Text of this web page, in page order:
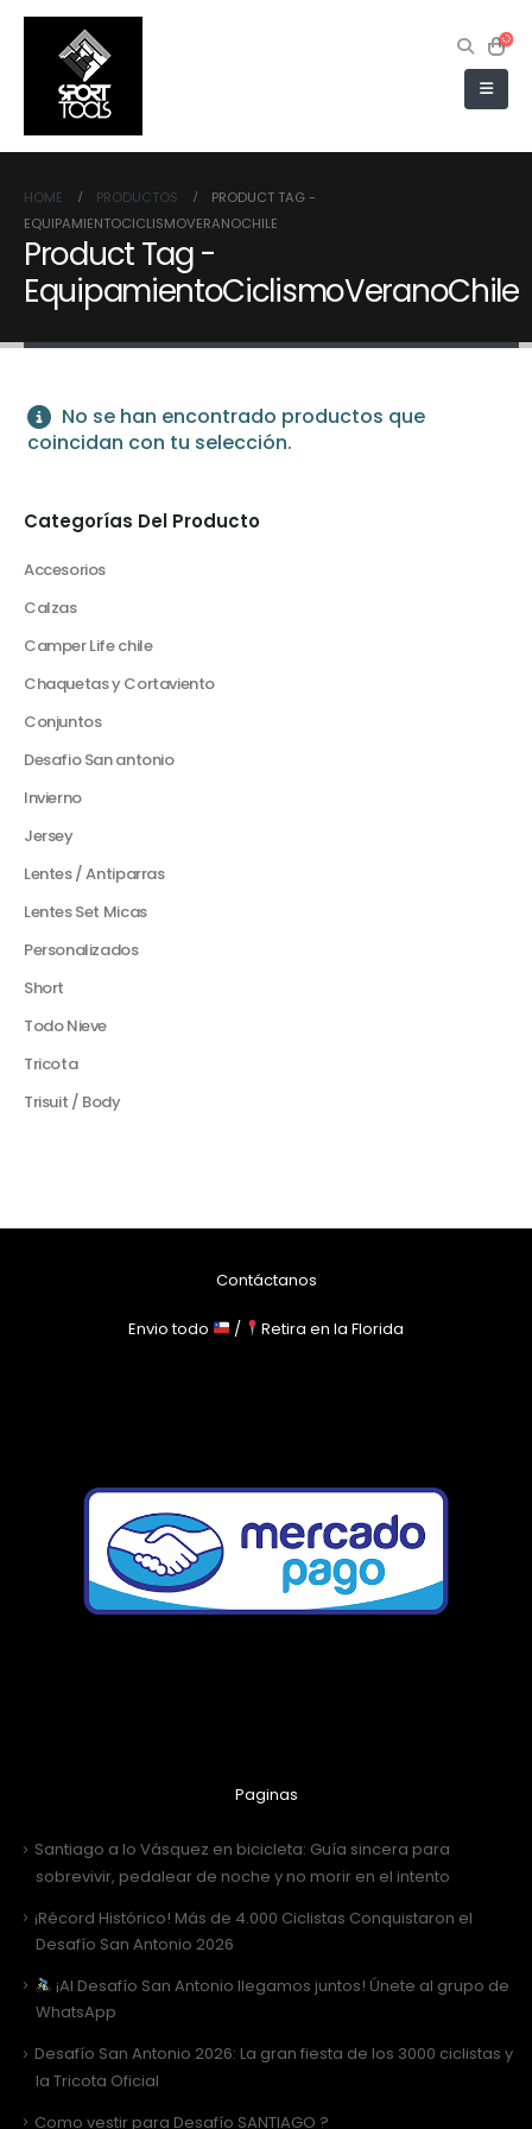
HOME PRODUCTOS
PRODUCT TAG -
EQUIPAMIENTOCICLISMOVERANOCHILE
Product Tag -
EquipamientoCiclismoVeranoChile
No se han encontrado productos que
coincidan con tu selección.
Categorías Del Producto
Accesorios
Calzas
Camper Life chile
Chaquetas y Cortaviento
Conjuntos
Desafio San antonio
Invierno
Jersey
Lentes / Antiparras
Lentes Set Micas
Personalizados
Short
Todo Nieve
Tricota
Trisuit / Body
Contáctanos
Envio todo / Retira en la Florida
Paginas
Santiago a lo Vásquez en bicicleta: Guía sincera para
sobrevivir, pedalear de noche y no morir en el intento
¡Récord Histórico! Más de 4.000 Ciclistas Conquistaron el
Desafío San Antonio 2026
¡Al Desafío San Antonio llegamos juntos! Únete al grupo de
WhatsApp
Desafío San Antonio 2026: La gran fiesta de los 3000 ciclistas y
la Tricota Oficial
Como vestir para Desafío SANTIAGO ?